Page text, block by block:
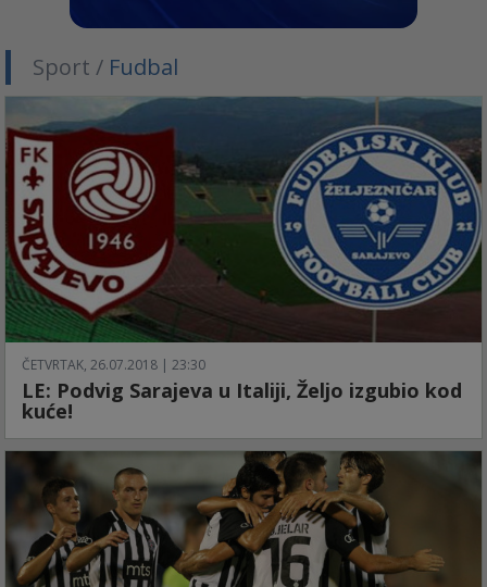
Sport / Fudbal
ČETVRTAK, 26.07.2018 | 23:30
LE: Podvig Sarajeva u Italiji, Željo izgubio kod
kuće!